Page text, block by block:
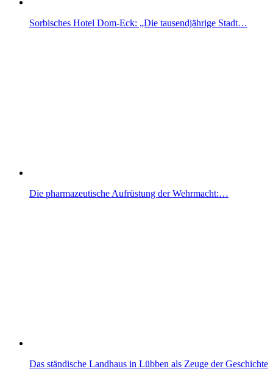
Sorbisches Hotel Dom-Eck: „Die tausendjährige Stadt…
Die pharmazeutische Aufrüstung der Wehrmacht:…
Das ständische Landhaus in Lübben als Zeuge der Geschichte